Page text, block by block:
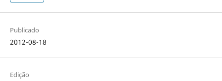
Publicado
2012-08-18
Edição